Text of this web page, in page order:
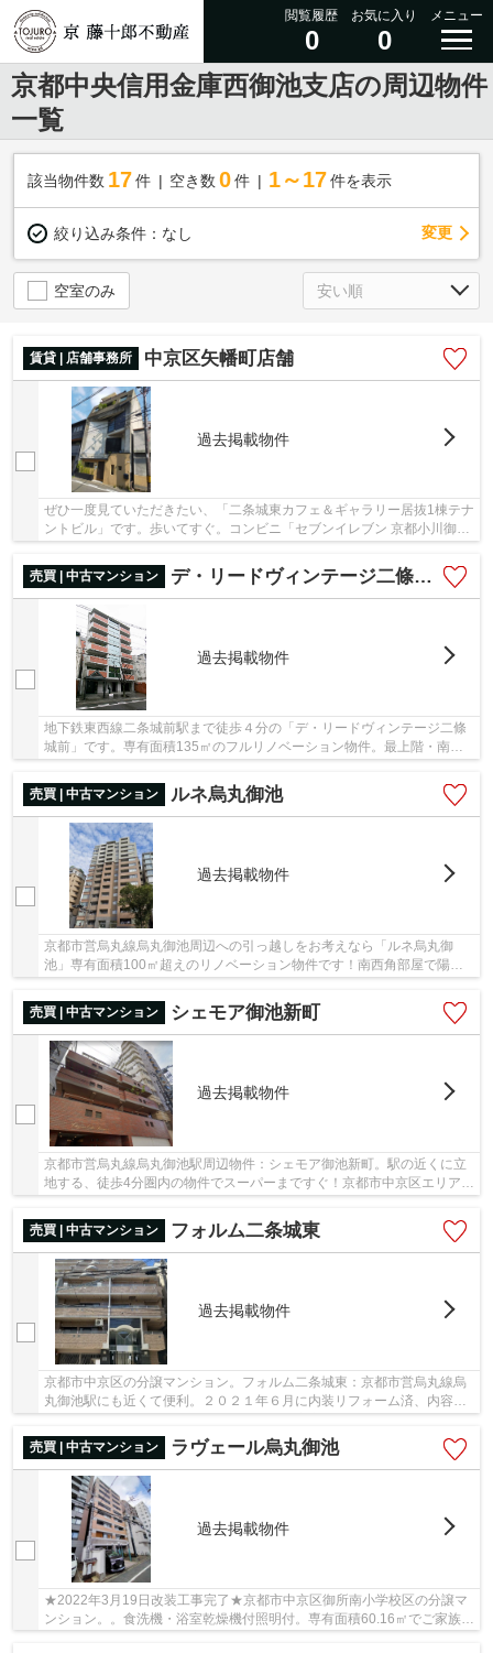
閲覧履歴
0
お気に入り
0
メニュー
京都中央信用金庫西御池支店の周辺物件
一覧
該当物件数 17件 空き数 0 件 1～17 件を表示
絞り込み条件： なし 変更
空室のみ
賃貸 | 店舗事務所 中京区矢幡町店舗
過去掲載物件
ぜひ一度見ていただきたい、「二条城東カフェ＆ギャラリー居抜1棟テナ
ントビル」です。歩いてすぐ。コンビニ「セブンイレブン 京都小川御池
売買 | 中古マンション
デ・リードヴィンテージ二條城前
過去掲載物件
地下鉄東西線二条城前駅まで徒歩４分の「デ・リードヴィンテージ二條
城前」です。専有面積135㎡のフルリノベーション物件。最上階・南向
売買 | 中古マンション
ルネ烏丸御池
過去掲載物件
京都市営烏丸線烏丸御池周辺への引っ越しをお考えなら「ルネ烏丸御
池」専有面積100㎡超えのリノベーション物件です！南西角部屋で陽当
売買 | 中古マンション
シェモア御池新町
過去掲載物件
京都市営烏丸線烏丸御池駅周辺物件：シェモア御池新町。駅の近くに立
地する、徒歩4分圏内の物件でスーパーまですぐ！京都市中京区エリアに
売買 | 中古マンション
フォルム二条城東
過去掲載物件
京都市中京区の分譲マンション。フォルム二条城東：京都市営烏丸線烏
丸御池駅にも近くて便利。２０２１年６月に内装リフォーム済、内容：
クロス全張替え・フローリング張替え・便座交...
売買 | 中古マンション
ラヴェール烏丸御池
過去掲載物件
★2022年3月19日改装工事完了★京都市中京区御所南小学校区の分譲マ
ンション。。食洗機・浴室乾燥機付照明付。専有面積60.16㎡でご家族と